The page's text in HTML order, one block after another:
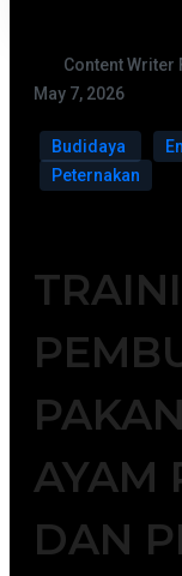
Content Writer
May 7, 2026
Budidaya
Peternakan
AYAM
DAN